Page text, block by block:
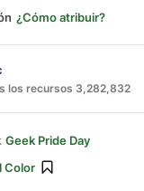
¿Cómo atribuir?
los recursos 3,282,832
Geek Pride Day
Color